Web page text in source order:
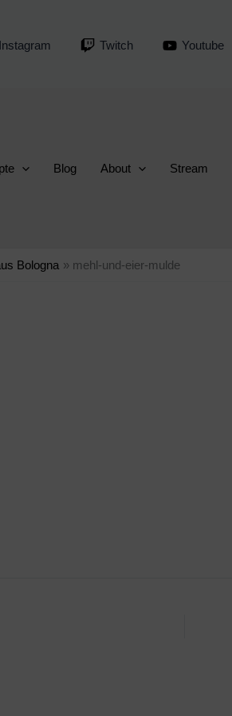
Instagram Twitch Youtube
Blog About Stream
Bologna mehl-und-eier-mulde